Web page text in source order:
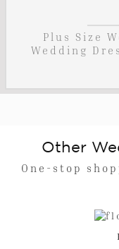
Plus Size
Wedding
Other
One-stop